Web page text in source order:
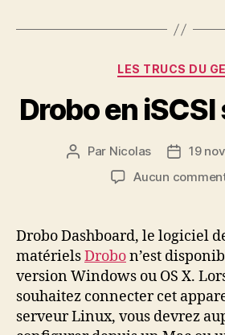
LES TRUCS DU
Drobo en
Auteur
Par Nicolas
Date
19
Aucun
Drobo Dashboard, le logiciel
matérielsDrobon’est
version Windows ou OS X.
souhaitez connecter cet
serveur Linux, vous devrez